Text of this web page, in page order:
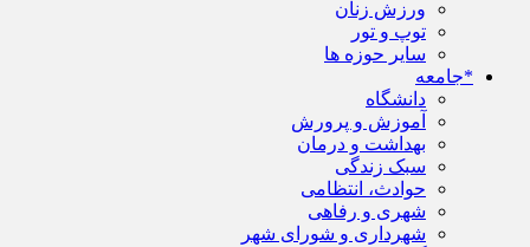
ورزش زنان
توپ و تور
سایر حوزه ها
*جامعه
دانشگاه
آموزش و پرورش
بهداشت و درمان
سبک زندگی
حوادث، انتظامی
شهری و رفاهی
شهرداری و شورای شهر